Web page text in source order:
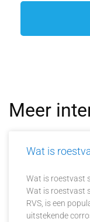
Meer
Wat is
Wat is roestvast
Wat is roestvast
RVS, is een
uitstekende